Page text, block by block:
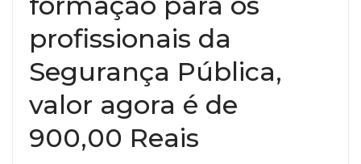
profissionais da
Segurança Pública,
valor agora é de
900,00 Reais